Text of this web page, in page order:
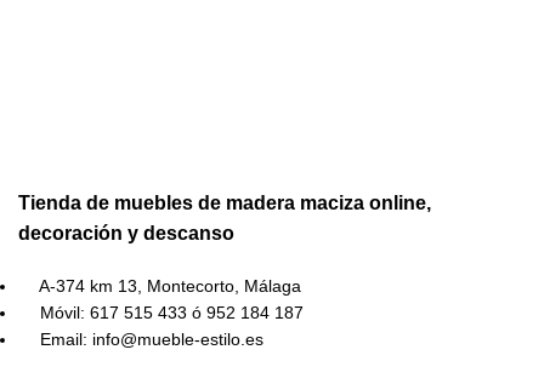
Tienda de muebles de madera maciza online,
decoración y descanso
A-374 km 13, Montecorto, Málaga
Móvil: 617 515 433 ó 952 184 187
Email: info@mueble-estilo.es